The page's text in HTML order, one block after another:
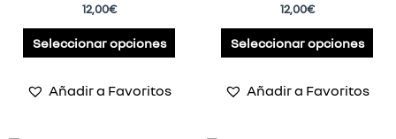
12,00€
Seleccionar opciones
se
Añadir a Favoritos
12,00€
Seleccionar opciones
se
Añadir a Favoritos